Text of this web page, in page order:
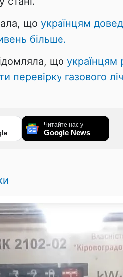
що українцям
більше.
що українцям
перевірку газового
Читайте нас у
Google News